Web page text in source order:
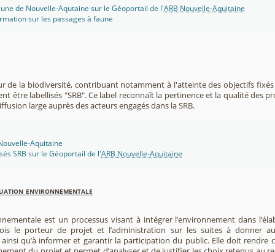
de Nouvelle-Aqutaine sur le Géoportail de l'ARB Nouvelle-Aquitaine
sur les passages à faune
de la biodiversité, contribuant notamment à l'atteinte des objectifs fixés
être labellisés "SRB". Ce label reconnaît la pertinence et la qualité des
large auprès des acteurs engagés dans la SRB.
Aquitaine
SRB sur le Géoportail de l'ARB Nouvelle-Aquitaine
environnementale
est un processus visant à intégrer l’environnement dans
le porteur de projet et l’administration sur les suites à donner
qu’à informer et garantir la participation du public. Elle doit rendre